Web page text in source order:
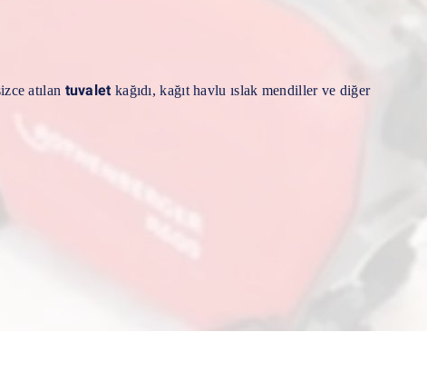
atılan tuvalet kağıdı, kağıt havlu ıslak mendiller ve diğer